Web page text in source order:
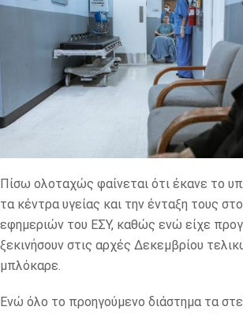
Πίσω ολοταχώς φαίνεται ότι έκανε το
τα κέντρα υγείας και την ένταξη τους
εφημεριών του ΕΣΥ, καθώς ενώ είχε
ξεκινήσουν στις αρχές Δεκεμβρίου
μπλόκαρε.
Ενώ όλο το προηγούμενο διάστημα τα